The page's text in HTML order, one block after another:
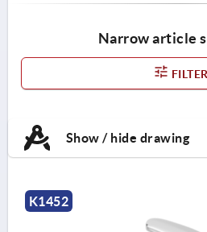
Narrow article
FILTER
Show / hide drawing
K1452